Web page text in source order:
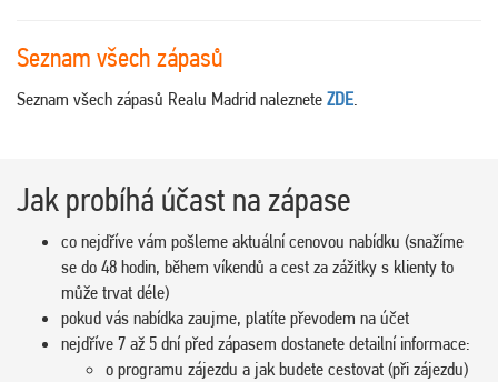
Seznam všech zápasů
Seznam všech zápasů Realu Madrid naleznete ZDE.
Jak probíhá účast na zápase
co nejdříve vám pošleme aktuální cenovou nabídku (snažíme
se do 48 hodin, během víkendů a cest za zážitky s klienty to
může trvat déle)
pokud vás nabídka zaujme, platíte převodem na účet
nejdříve 7 až 5 dní před zápasem dostanete detailní informace:
o programu zájezdu a jak budete cestovat (při zájezdu)